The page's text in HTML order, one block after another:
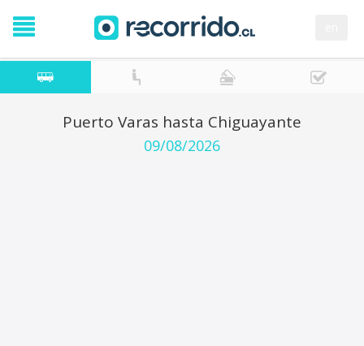
Puerto Varas hasta Chiguayante
09/08/2026